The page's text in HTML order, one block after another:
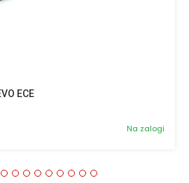
ECE
Na zalogi